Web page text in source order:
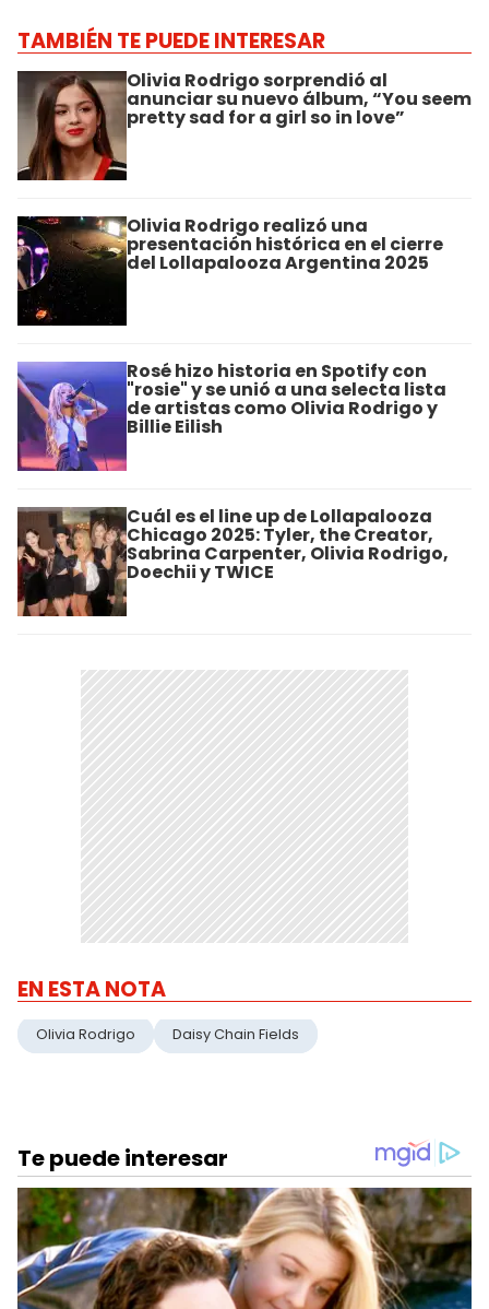
TAMBIÉN TE PUEDE INTERESAR
Olivia Rodrigo sorprendió al
anunciar su nuevo álbum, “You seem
pretty sad for a girl so in love”
Olivia Rodrigo realizó una
presentación histórica en el cierre
del Lollapalooza Argentina 2025
Rosé hizo historia en Spotify con
"rosie" y se unió a una selecta lista
de artistas como Olivia Rodrigo y
Billie Eilish
Cuál es el line up de Lollapalooza
Chicago 2025: Tyler, the Creator,
Sabrina Carpenter, Olivia Rodrigo,
Doechii y TWICE
EN ESTA NOTA
Olivia Rodrigo Daisy Chain Fields